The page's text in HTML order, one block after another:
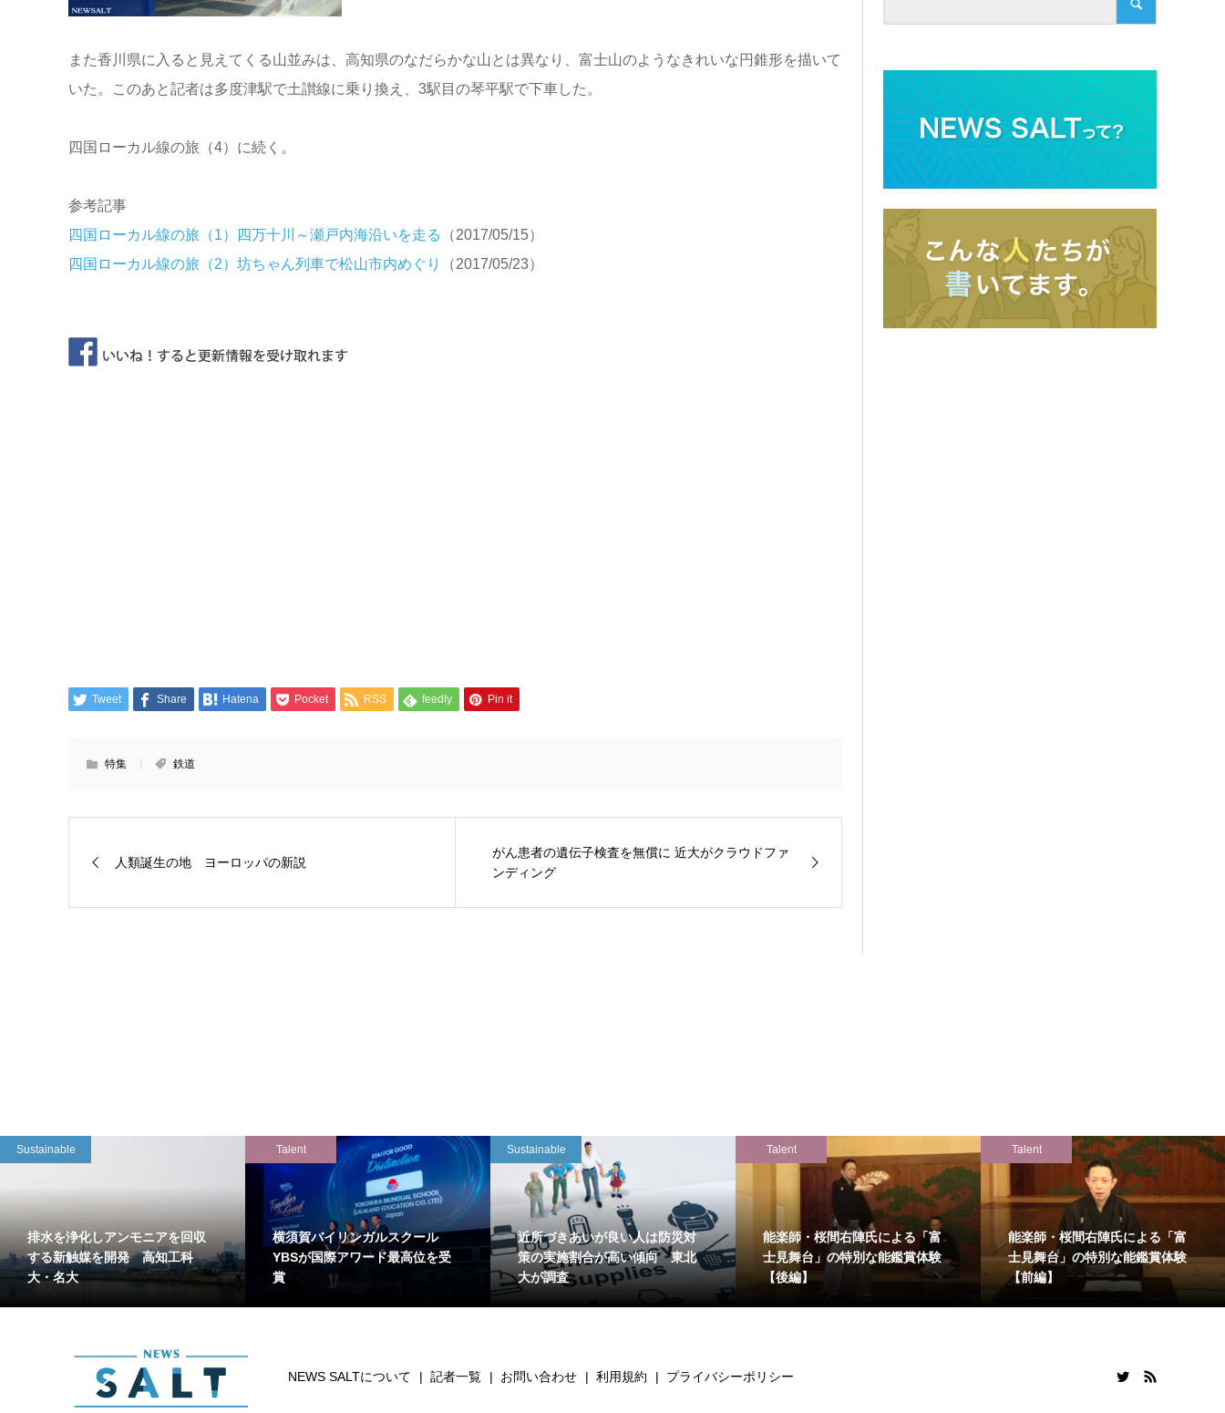
また香川県に入ると見えてくる山並みは、高知県のなだらかな山とは異なり、富士山のようなきれいな円錐形を描いて
いた。このあと記者は多度津駅で土讃線に乗り換え、3駅目の琴平駅で下車した。
四国ローカル線の旅（4）に続く。
参考記事
四国ローカル線の旅（1）四万十川～瀬戸内海沿いを走る （2017/05/15）
四国ローカル線の旅（2）坊ちゃん列車で松山市内めぐり
（2017/05/23）
Tweet Share Hatena Pocket RSS feedly Pin it
特集 鉄道
人類誕生の地 ヨーロッパの新説
がん患者の遺伝子検査を無償に 近大がクラウドファ
ンディング
Sustainable
排水を浄化しアンモニアを回収
する新触媒を開発 高知工科
大・名大
Talent
横須賀バイリンガルスクール
YBSが国際アワード最高位を受
賞
Sustainable
近所づきあいが良い人は防災対
策の実施割合が高い傾向 東北
大が調査
Talent
能楽師・桜間右陣氏による「富
士見舞台」の特別な能鑑賞体験
【後編】
Talent
能楽師・桜間右陣氏による「富
士見舞台」の特別な能鑑賞体験
【前編】
NEWS SALTについて 記者一覧 お問い合わせ 利用規約 プライバシーポリシー